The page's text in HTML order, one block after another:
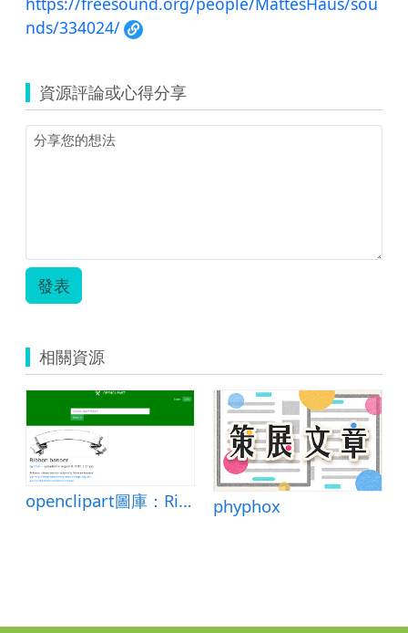
nds/334024/
資源評論或心得分享
發表
相關資源
openclipart圖庫：Ribbon banner phyphox